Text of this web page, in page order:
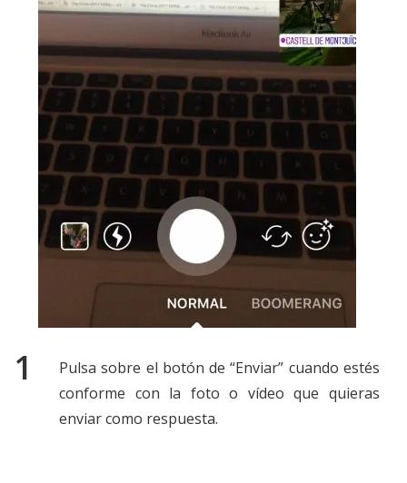
Pulsa sobre el botón de “Enviar” cuando estés
conforme con la foto o vídeo que quieras
enviar como respuesta.